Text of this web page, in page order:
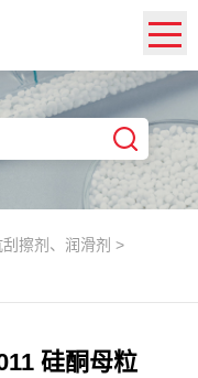
刮擦剂、润滑剂 >
硅酮母粒